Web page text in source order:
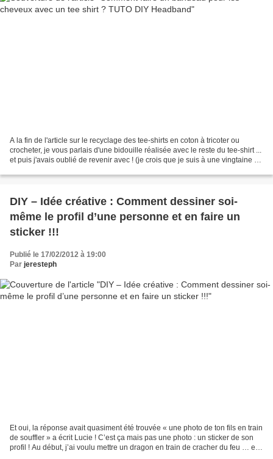
A la fin de l'article sur le recyclage des tee-shirts en coton à tricoter ou
crocheter, je vous parlais d'une bidouille réalisée avec le reste du tee-shirt ...
et puis j'avais oublié de revenir avec ! (je crois que je suis à une vingtaine de
DIY – Idée créative : Comment dessiner soi-
même le profil d’une personne et en faire un
sticker !!!
Publié le 17/02/2012 à 19:00
Par jeresteph
Et oui, la réponse avait quasiment été trouvée « une photo de ton fils en train
de souffler » a écrit Lucie ! C’est ça mais pas une photo : un sticker de son
profil ! Au début, j’ai voulu mettre un dragon en train de cracher du feu … et